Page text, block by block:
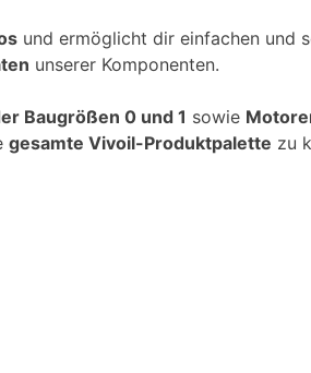
und ermöglicht dir einfachen und
unserer Komponenten.
Baugrößen 0 und 1 sowie
gesamte Vivoil-Produktpalette zu